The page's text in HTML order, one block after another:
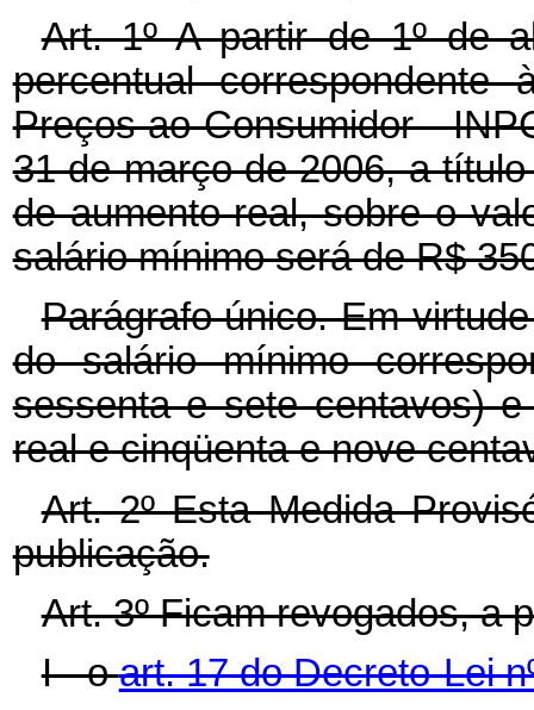
Art. 1º A partir de 1º de
percentual
Preços ao Consumidor -
31 de março de 2006, a
de aumento real, sobre o
salário mínimo será de R$
Parágrafo único. Em
do salário mínimo
sessenta e sete centavos)
real e cinqüenta e nove
Art. 2º Esta Medida
publicação.
Art. 3º Ficam revogados, a
I - oart. 17 do Decreto-Lei